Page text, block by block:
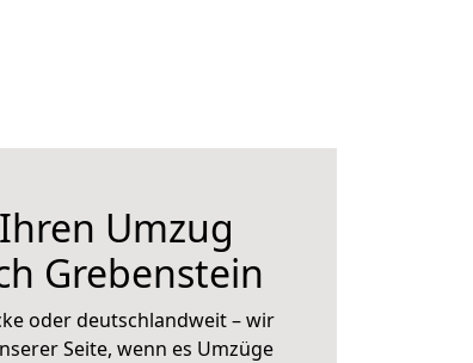
Umzug
Grebenstein
oder deutschlandweit – wir
Seite, wenn es Umzüge